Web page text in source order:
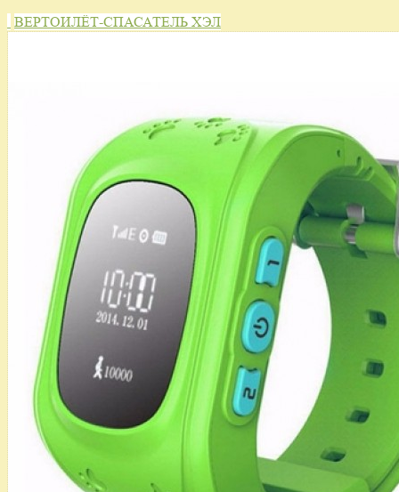
ВЕРТОИЛЁТ-СПАСАТЕЛЬ ХЭЛ